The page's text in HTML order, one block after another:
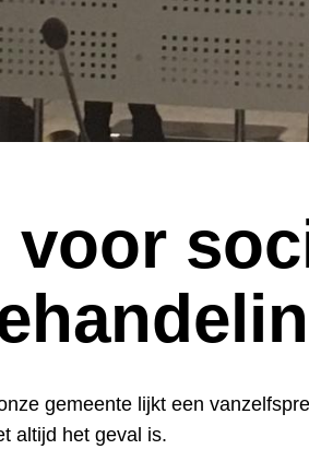
gemeente lijkt een
altijd het geval is.